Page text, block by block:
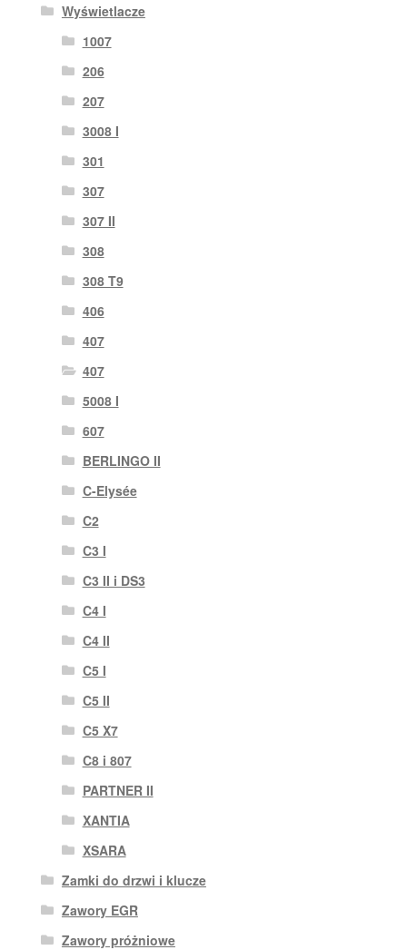
Wyświetlacze
1007
206
207
3008 I
301
307
307 II
308
308 T9
406
407
407
5008 I
607
BERLINGO II
C-Elysée
C2
C3 I
C3 II i DS3
C4 I
C4 II
C5 I
C5 II
C5 X7
C8 i 807
PARTNER II
XANTIA
XSARA
Zamki do drzwi i klucze
Zawory EGR
Zawory próżniowe